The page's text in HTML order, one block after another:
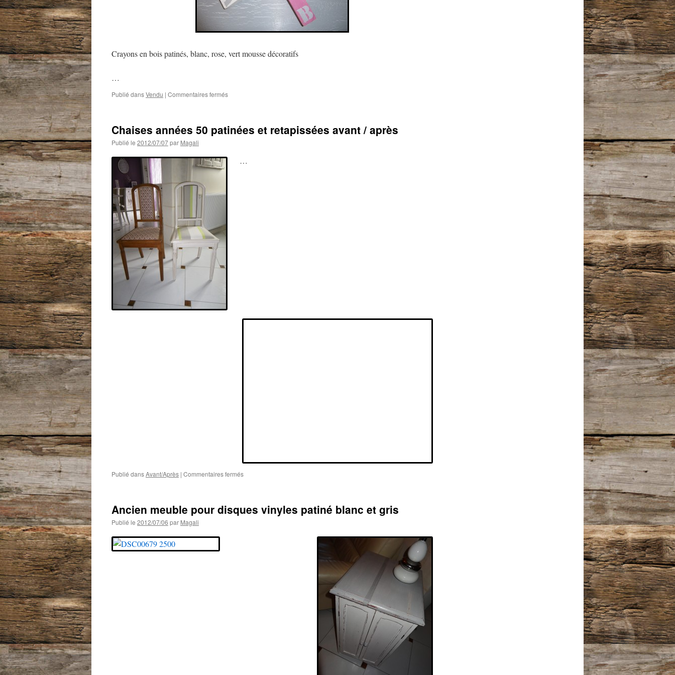
Crayons en bois patinés, blanc, rose, vert mousse décoratifs
…
Publié dansVendu | Commentaires ferméssur
patinés
d’enfant
Chaises années 50 patinées et retapissées avant / après
Publié le 2012/07/07par Magali
…
Publié dansAvant/Après | Commentaires ferméssur
patinées
Ancien meuble pour disques vinyles patiné blanc et gris
Publié le 2012/07/06 par Magali